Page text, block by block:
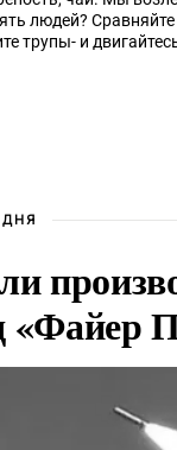
Сравняйте эту
трупы- и
«Файер